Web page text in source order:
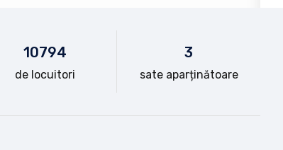
10794
de locuitori
3
sate aparținătoare